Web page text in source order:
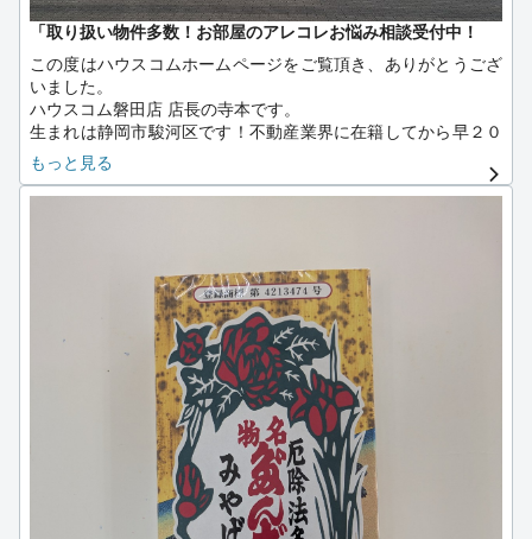
「取り扱い物件多数！お部屋のアレコレお悩み相談受付中！
この度はハウスコムホームページをご覧頂き、ありがとうござ
いました。
ハウスコム磐田店 店長の寺本です。
生まれは静岡市駿河区です！不動産業界に在籍してから早２０
年になります！
私が小さい頃は静岡県は富士山やお茶の街のイメージでしたが
住み始めるとそれぞれの地域で特徴がある事に気づきました。
多山や油山寺など歴史を感じる場所があります。
住み始めるととても住みやすく、静岡県の良さを日々感じてお
お部屋探しの際はお気軽にお問合せ・ご来店お待ちしておりま
もっと見る